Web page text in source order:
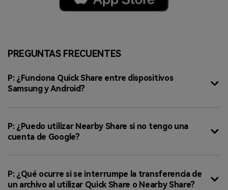
PREGUNTAS FRECUENTES
P: ¿Funciona Quick Share entre dispositivos
Samsung y Android?
P: ¿Puedo utilizar Nearby Share si no tengo una
cuenta de Google?
P: ¿Qué ocurre si se interrumpe la transferencia de
un archivo al utilizar Quick Share o Nearby Share?